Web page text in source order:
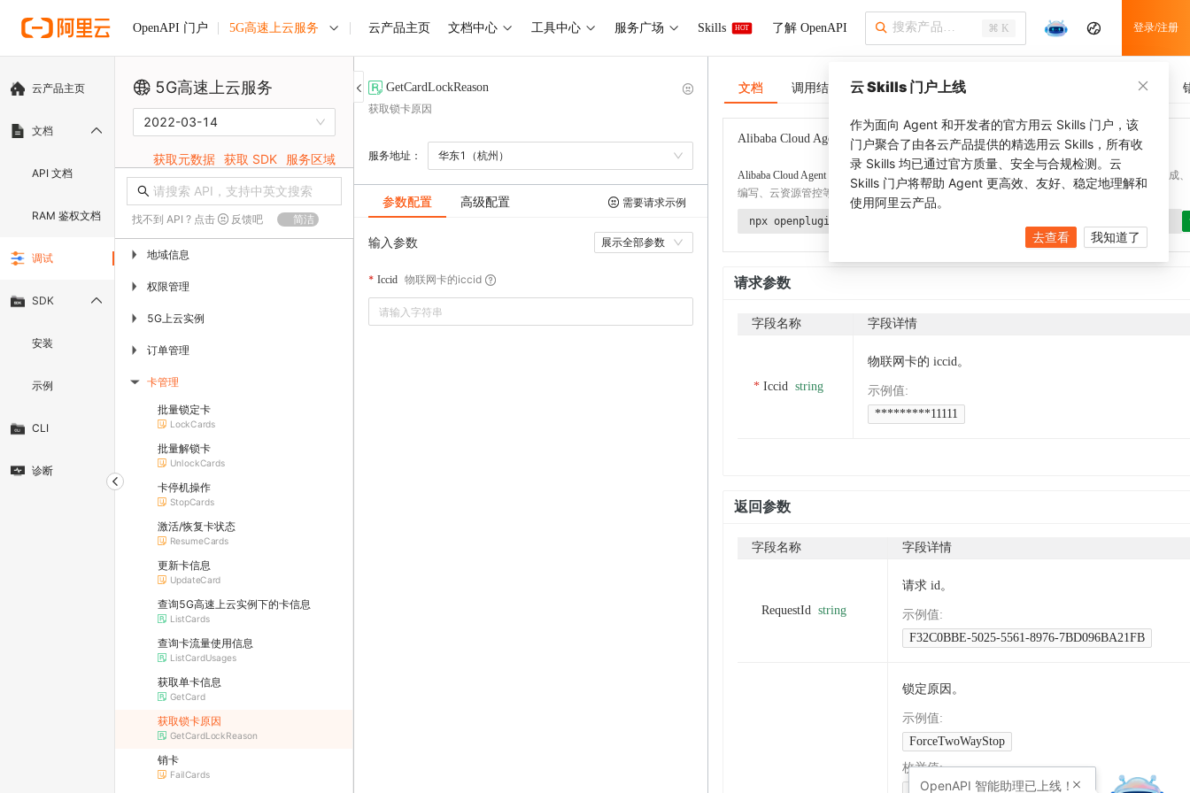
OpenAPI 门户 5G高速上云服务 云产品主页 文档中心 工具中心 服务广场 Skills HOT 了解 OpenAPI ⌘ K 登录/注册
云产品主页
文档
API 文档
RAM 鉴权文档
调试
SDK
安装
示例
CLI
诊断
5G高速上云服务
2022-03-14
获取元数据 获取 SDK 服务区域
找不到 API ? 点击 反馈吧 简洁
▶ 地域信息
▶ 权限管理
▶ 5G上云实例
▶ 订单管理
▶ 卡管理
批量锁定卡
LockCards
批量解锁卡
UnlockCards
卡停机操作
StopCards
激活/恢复卡状态
ResumeCards
更新卡信息
UpdateCard
查询5G高速上云实例下的卡信息
ListCards
查询卡流量使用信息
ListCardUsages
获取单卡信息
GetCard
获取锁卡原因
GetCardLockReason
销卡
FailCards
GetCardLockReason
获取锁卡原因
服务地址： 华东1（杭州）
参数配置 高级配置 需要请求示例
输入参数 展示全部参数
Iccid 物联网卡的iccid
文档 调用结果 SDK 示例 CLI 示例 调用历史
Alibaba Cloud Agent Toolkit 了解更多
Alibaba Cloud Agent Toolkit
提供 Agent 插件、技能、MCP 配置和验证工具，涵盖 SDK 代码生成、
编写、云资源管控等能力。通过 alibabacloud-agent-toolkit-install 技能可快速完成本地配置。
npx openplugin aliyun/alibabacloud-agent-toolkit
请求参数
字段名称 字段详情
Iccid string
物联网卡的 iccid。
示例值:
*********11111
返回参数
字段名称 字段详情
RequestId string
请求 id。
示例值:
F32C0BBE-5025-5561-8976-7BD096BA21FB
锁定原因。
示例值:
ForceTwoWayStop
枚举值:
云 Skills 门户上线
作为面向 Agent 和开发者的官方用云 Skills 门户，该
门户聚合了由各云产品提供的精选用云 Skills，所有收
录 Skills 均已通过官方质量、安全与合规检测。云
Skills 门户将帮助 Agent 更高效、友好、稳定地理解和
使用阿里云产品。
去查看 我知道了
OpenAPI 智能助理已上线！